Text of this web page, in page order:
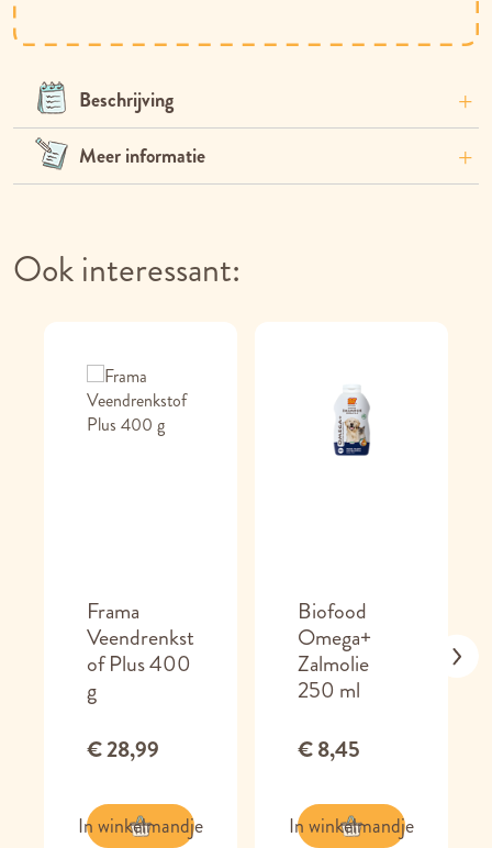
Beschrijving
Meer informatie
Ook interessant:
Frama
Veendrenkst
of Plus 400
g
€ 28,99
In winkelmandje
Biofood
Omega+
Zalmolie
250 ml
€ 8,45
In winkelmandje